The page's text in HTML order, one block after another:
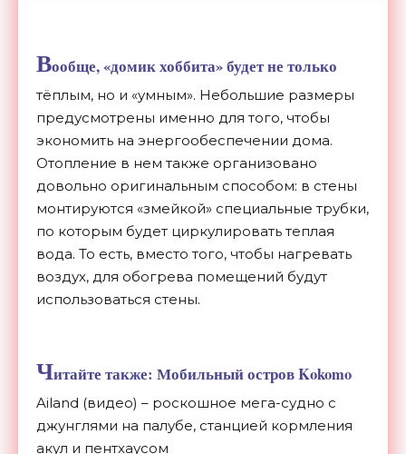
Вообще, «домик хоббита» будет не только
тёплым, но и «умным». Небольшие размеры
предусмотрены именно для того, чтобы
экономить на энергообеспечении дома.
Отопление в нем также организовано
довольно оригинальным способом: в стены
монтируются «змейкой» специальные трубки,
по которым будет циркулировать теплая
вода. То есть, вместо того, чтобы нагревать
воздух, для обогрева помещений будут
использоваться стены.
Читайте также: Мобильный остров Kokomo
Ailand (видео) – роскошное мега-судно с
джунглями на палубе, станцией кормления
акул и пентхаусом